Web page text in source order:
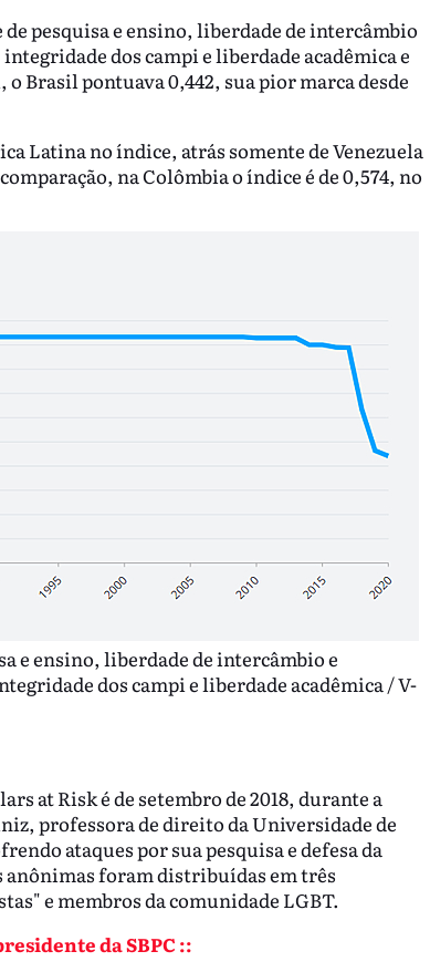
pesquisa e ensino, liberdade de intercâmbio
dos campi e liberdade acadêmica e
Brasil pontuava 0,442, sua pior marca desde
Latina no índice, atrás somente de Venezuela
na Colômbia o índice é de 0,574, no
e ensino, liberdade de intercâmbio e
dos campi e liberdade acadêmica / V-
at Risk é de setembro de 2018, durante a
professora de direito da Universidade de
ataques por sua pesquisa e defesa da
anônimas foram distribuídas em três
e membros da comunidade LGBT.
da SBPC ::